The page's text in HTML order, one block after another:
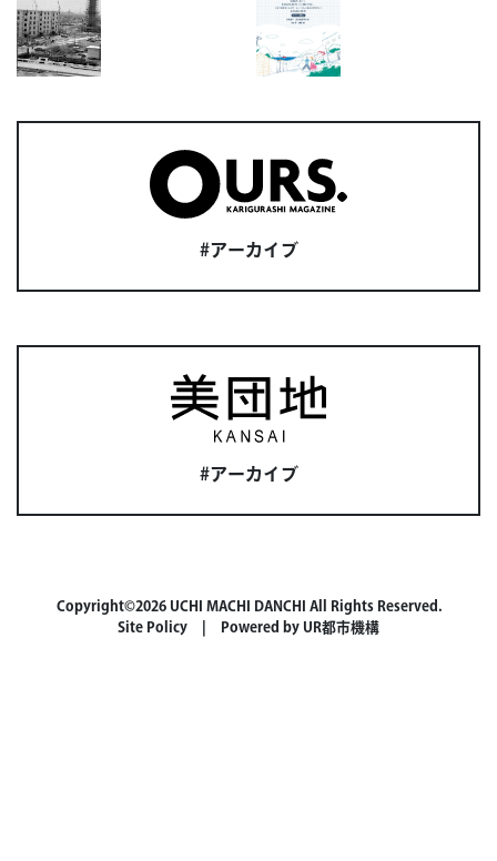
#アーカイブ
#アーカイブ
Copyright©2026 UCHI MACHI DANCHI All Rights Reserved.
Site Policy | Powered by UR都市機構